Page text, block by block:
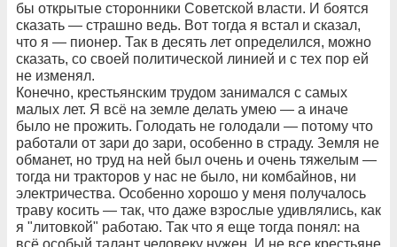
бы открытые сторонники Советской власти. И боятся
сказать — страшно ведь. Вот тогда я встал и сказал,
что я — пионер. Так в десять лет определился, можно
сказать, со своей политической линией и с тех пор ей
не изменял.
Конечно, крестьянским трудом занимался с самых
малых лет. Я всё на земле делать умею — а иначе
было не прожить. Голодать не голодали — потому что
работали от зари до зари, особенно в страду. Земля не
обманет, но труд на ней был очень и очень тяжелым —
тогда ни тракторов у нас не было, ни комбайнов, ни
электричества. Особенно хорошо у меня получалось
траву косить — так, что даже взрослые удивлялись, как
я "литовкой" работаю. Так что я еще тогда понял: на
всё особый талант человеку нужен. И не все крестьяне